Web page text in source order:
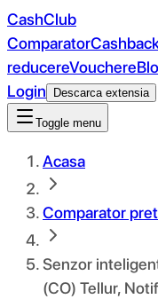
CashClub
Comparator
reducereVouchere
Login
Descarca extensia
Toggle menu
Acasa
Comparator
Senzor
(CO) Tellur,